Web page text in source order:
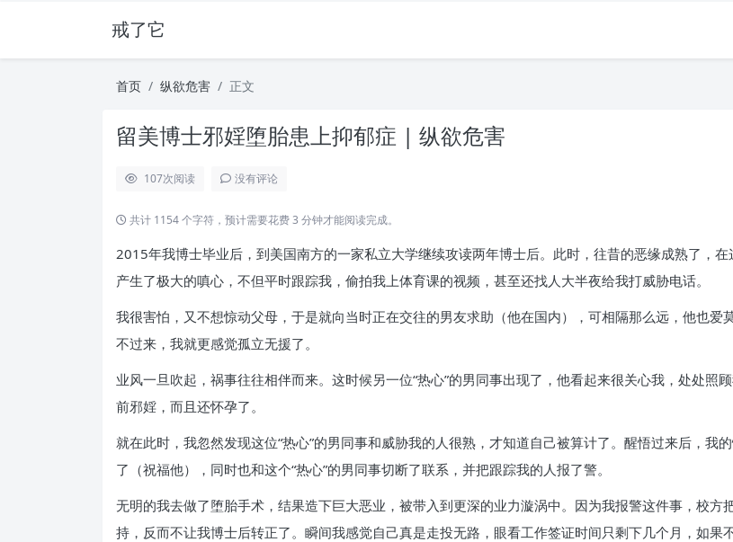
戒了它
首页 纵欲危害 正文
留美博士邪婬堕胎患上抑郁症 | 纵欲危害
107次阅读 没有评论
共计 1154 个字符，预计需要花费 3 分钟才能阅读完成。
2015年我博士毕业后，到美国南方的一家私立大学继续攻读两年博士后。此时，往昔的恶缘成熟了，
产生了极大的嗔心，不但平时跟踪我，偷拍我上体育课的视频，甚至还找人大半夜给我打威胁电话。
我很害怕，又不想惊动父母，于是就向当时正在交往的男友求助（他在国内），可相隔那么远，他也
不过来，我就更感觉孤立无援了。
业风一旦吹起，祸事往往相伴而来。这时候另一位“热心”的男同事出现了，他看起来很关心我，处处照
前邪婬，而且还怀孕了。
就在此时，我忽然发现这位“热心”的男同事和威胁我的人很熟，才知道自己被算计了。醒悟过来后，我
了（祝福他），同时也和这个“热心”的男同事切断了联系，并把跟踪我的人报了警。
无明的我去做了堕胎手术，结果造下巨大恶业，被带入到更深的业力漩涡中。因为我报警这件事，校
持，反而不让我博士后转正了。瞬间我感觉自己真是走投无路，眼看工作签证时间只剩下几个月，如